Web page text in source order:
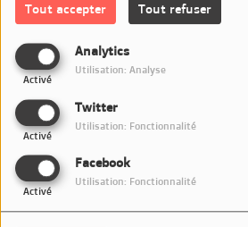
Tout accepter Tout refuser
Analytics
Activé
Utilisation: Analyse
Twitter
Activé
Utilisation: Fonctionnalité
Facebook
Activé
Utilisation: Fonctionnalité
SE CONNECTER